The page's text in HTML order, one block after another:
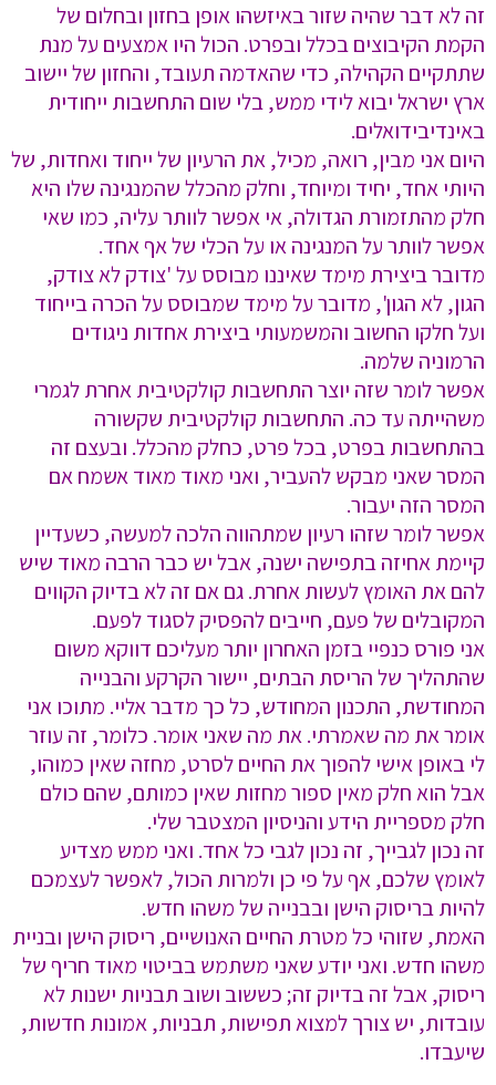
זה לא דבר שהיה שזור באיזשהו אופן בחזון ובחלום של
הקמת הקיבוצים בכלל ובפרט. הכול היו אמצעים על מנת
שתתקיים הקהילה, כדי שהאדמה תעובד, והחזון של יישוב
ארץ ישראל יבוא לידי ממש, בלי שום התחשבות ייחודית
באינדיבידואלים.
היום אני מבין, רואה, מכיל, את הרעיון של ייחוד ואחדות, של
היותי אחד, יחיד ומיוחד, וחלק מהכלל שהמנגינה שלו היא
חלק מהתזמורת הגדולה, אי אפשר לוותר עליה, כמו שאי
אפשר לוותר על המנגינה או על הכלי של אף אחד.
מדובר ביצירת מימד שאיננו מבוסס על 'צודק לא צודק,
הגון, לא הגון', מדובר על מימד שמבוסס על הכרה בייחוד
ועל חלקו החשוב והמשמעותי ביצירת אחדות ניגודים
הרמוניה שלמה.
אפשר לומר שזה יוצר התחשבות קולקטיבית אחרת לגמרי
משהייתה עד כה. התחשבות קולקטיבית שקשורה
בהתחשבות בפרט, בכל פרט, כחלק מהכלל. ובעצם זה
המסר שאני מבקש להעביר, ואני מאוד מאוד אשמח אם
המסר הזה יעבור.
אפשר לומר שזהו רעיון שמתהווה הלכה למעשה, כשעדיין
קיימת אחיזה בתפישה ישנה, אבל יש כבר הרבה מאוד שיש
להם את האומץ לעשות אחרת. גם אם זה לא בדיוק הקווים
המקובלים של פעם, חייבים להפסיק לסגוד לפעם.
אני פורס כנפיי בזמן האחרון יותר מעליכם דווקא משום
שהתהליך של הריסת הבתים, יישור הקרקע והבנייה
המחודשת, התכנון המחודש, כל כך מדבר אליי. מתוכו אני
אומר את מה שאמרתי. את מה שאני אומר. כלומר, זה עוזר
לי באופן אישי להפוך את החיים לסרט, מחזה שאין כמוהו,
אבל הוא חלק מאין ספור מחזות שאין כמותם, שהם כולם
חלק מספריית הידע והניסיון המצטבר שלי.
זה נכון לגבייך, זה נכון לגבי כל אחד. ואני ממש מצדיע
לאומץ שלכם, אף על פי כן ולמרות הכול, לאפשר לעצמכם
להיות בריסוק הישן ובבנייה של משהו חדש.
האמת, שזוהי כל מטרת החיים האנושיים, ריסוק הישן ובניית
משהו חדש. ואני יודע שאני משתמש בביטוי מאוד חריף של
ריסוק, אבל זה בדיוק זה; כששוב ושוב תבניות ישנות לא
עובדות, יש צורך למצוא תפישות, תבניות, אמונות חדשות,
שיעבדו.